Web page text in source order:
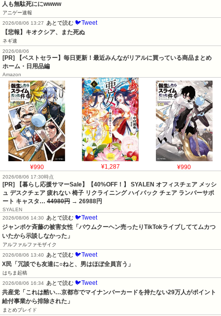
人も無駄死ににwwww
アニゲー速報
2026/08/06 13:27
あとで読む 🐦Tweet
【悲報】キオクシア、また死ぬ
ネギ速
2026/08/06
[PR] 【ベストセラー】毎日更新！最近みんながリアルに買っている商品まとめ
ホーム・日用品編
Amazon
¥990 ¥1,287 ¥990
2026/08/06 17:30時点
[PR] 【暮らし応援サマーSale】【40%OFF！】 SYALEN オフィスチェア メッシ
ュ デスクチェア 疲れない 椅子 リクライニング ハイバック チェア ランバーサポ
ート キャスタ… 44980円 → 26988円
SYALEN
2026/08/06 14:30
あとで読む 🐦Tweet
ジャンポケ斉藤の被害女性「バウムクーヘン売ったりTikTokライブしててムカつ
いたから示談しなかった」
アルファルファモザイク
2026/08/06 13:40
あとで読む 🐦Tweet
X民「冗談でも友達に○ねと、男はほぼ全員言う」
はちま起稿
2026/08/06 16:34 あとで読む 🐦Tweet
共産党「これは酷い…京都市でマイナンバーカードを持たない29万人がポイント
給付事業から排除された」
まとめブレイド